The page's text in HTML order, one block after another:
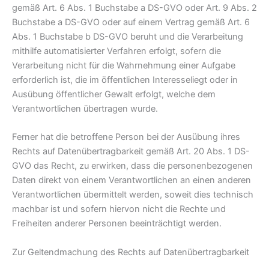
gemäß Art. 6 Abs. 1 Buchstabe a DS-GVO oder Art. 9 Abs. 2
Buchstabe a DS-GVO oder auf einem Vertrag gemäß Art. 6
Abs. 1 Buchstabe b DS-GVO beruht und die Verarbeitung
mithilfe automatisierter Verfahren erfolgt, sofern die
Verarbeitung nicht für die Wahrnehmung einer Aufgabe
erforderlich ist, die im öffentlichen Interesseliegt oder in
Ausübung öffentlicher Gewalt erfolgt, welche dem
Verantwortlichen übertragen wurde.
Ferner hat die betroffene Person bei der Ausübung ihres
Rechts auf Datenübertragbarkeit gemäß Art. 20 Abs. 1 DS-
GVO das Recht, zu erwirken, dass die personenbezogenen
Daten direkt von einem Verantwortlichen an einen anderen
Verantwortlichen übermittelt werden, soweit dies technisch
machbar ist und sofern hiervon nicht die Rechte und
Freiheiten anderer Personen beeinträchtigt werden.
Zur Geltendmachung des Rechts auf Datenübertragbarkeit